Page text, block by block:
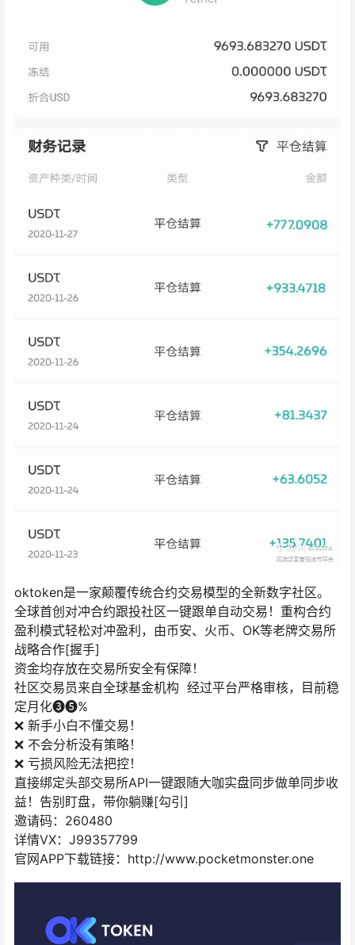
oktoken是一家颠覆传统合约交易模型的全新数字社区。
全球首创对冲合约跟投社⁢⁢‪‎区一键跟单自动交易！重构合约
盈利模式轻松对冲盈利，由币安、火币、OK等老牌交易所
战略合作[握手]
资金均存放在交易所安全有保障！
社区交易员来自全球基金机构 经过平台严格审核，目前稳
定月化❸❺%
❌ 新手小白不懂交易！
❌ 不会分析没有策略！
❌ 亏损风险无法把控！
直接绑定头部交易所API一键跟随大咖实盘同步做单同步收
益！告别盯盘，带你躺赚[勾引]
邀请码：260480
详情VX：J99357799
官网APP下载链接：http://www.pocketmonster.one